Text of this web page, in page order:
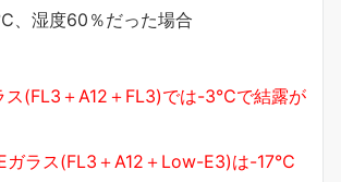
、湿度60％だった場合
ス(FL3＋A12＋FL3)では-3℃で結露が
ガラス(FL3＋A12＋Low-E3)は-17℃